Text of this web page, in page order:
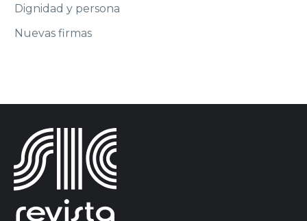
Dignidad y persona
Nuevas firmas